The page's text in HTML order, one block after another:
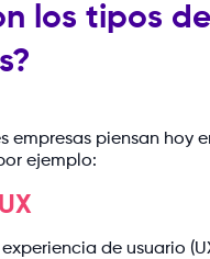
los tipos
empresas piensan
ejemplo:
de usuario